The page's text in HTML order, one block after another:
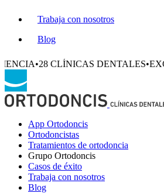
Trabaja con nosotros
Blog
DENTALES •EXCELENCIA
App Ortodoncis
Ortodoncistas
Tratamientos de ortodoncia
Grupo Ortodoncis
Casos de éxito
Trabaja con nosotros
Blog